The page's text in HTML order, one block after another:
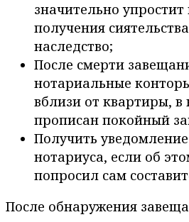
значительно упростит
получения
наследство;
После смерти
нотариальные
вблизи от квартиры,
прописан покойный
Получить
нотариуса, если об
попросил сам
После обнаружения